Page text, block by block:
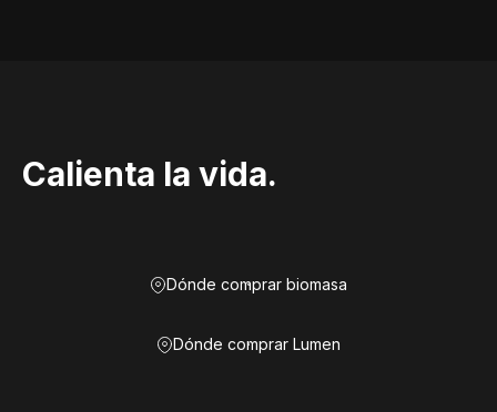
Calienta la vida.
Dónde comprar biomasa
Dónde comprar Lumen